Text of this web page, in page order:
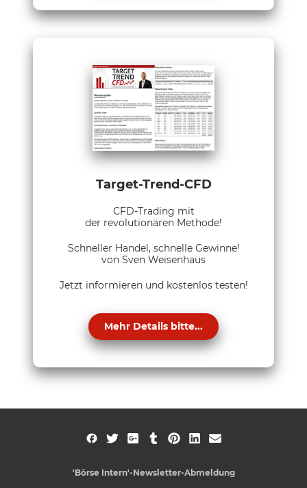
Target-Trend-CFD
CFD-Trading mit
der revolutionären Methode!
Schneller Handel, schnelle Gewinne!
von Sven Weisenhaus
Jetzt informieren und kostenlos testen!
Mehr Details bitte...
'Börse Intern'-Newsletter-Abmeldung